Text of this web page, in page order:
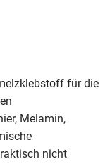
für die
Melamin,
nicht